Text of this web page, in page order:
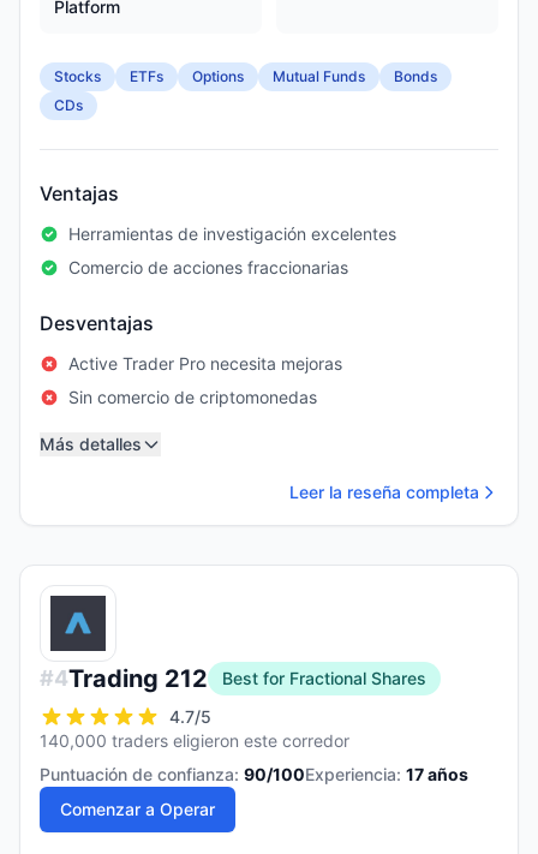
Platform
Stocks ETFs Options Mutual Funds
Bonds
CDs
Ventajas
Herramientas de investigación excelentes
Comercio de acciones fraccionarias
Desventajas
Active Trader Pro necesita mejoras
Sin comercio de criptomonedas
Más detalles
Leer la reseña completa
#4Trading 212
Best for Fractional Shares
4.7/5
140,000 traders eligieron este corredor
Puntuación de confianza: 90/100Experiencia: 17años
Comenzar a Operar